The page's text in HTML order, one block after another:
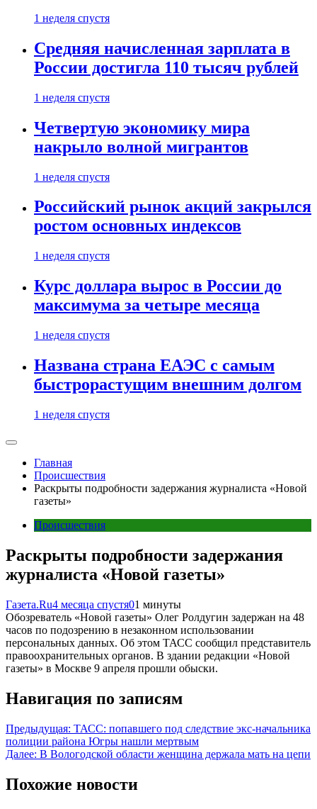
1 неделя спустя
Средняя начисленная зарплата в
России достигла 110 тысяч рублей
1 неделя спустя
Четвертую экономику мира
накрыло волной мигрантов
1 неделя спустя
Российский рынок акций закрылся
ростом основных индексов
1 неделя спустя
Курс доллара вырос в России до
максимума за четыре месяца
1 неделя спустя
Названа страна ЕАЭС с самым
быстрорастущим внешним долгом
1 неделя спустя
Главная
Происшествия
Раскрыты подробности задержания журналиста «Новой
газеты»
Происшествия
Раскрыты подробности задержания
журналиста «Новой газеты»
Газета.Ru4 месяца спустя01 минуты
Обозреватель «Новой газеты» Олег Ролдугин задержан на 48
часов по подозрению в незаконном использовании
персональных данных. Об этом ТАСС сообщил представитель
правоохранительных органов. В здании редакции «Новой
газеты» в Москве 9 апреля прошли обыски.
Навигация по записям
Предыдущая: ТАСС: попавшего под следствие экс-начальника
полиции района Югры нашли мертвым
Далее: В Вологодской области женщина держала мать на цепи
Похожие новости